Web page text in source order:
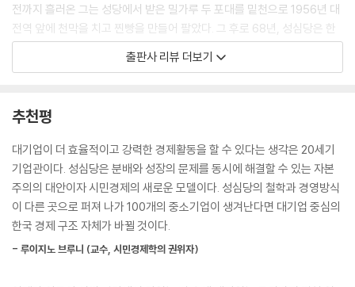
모두가 가장 힘든 고비를 넘어가고 있던 중에 2005년 1월 22일 토요일 저
녁, 설날을 며칠 앞두고 성심당에 큰불이 났다. 옆 건물을 태운 불이 성심당
으로 건너와 3층 공장이 완전히 전소됐다. 성심당의 모든 기능은 일시에
정지됐다. 결정적인 한 방이었다. 마치 무적의 세계 챔피언을 상대로 근근
--- p.142, 「잿더미 앞에 선 부부」 중에서
모든 이는 말 그대로 모든 사람을 의미하지만 그렇다고 해서 경계가 뒤섞
인 한 덩어리는 아니었다. 잘 들여다보면 각자 뚜렷한 색깔을 갖고 있는 한
명 한 명의 모습이 비로소 보이기 시작했다. ‘모든 이’에는 성심당을 찾는
손님도 있고, 성심당을 찾지 않는 사람도 있다. 여자도 있고 남자도 있다.
어르신도 있고 어린이도 있다. 내부 직원도 있고 거래처 직원도 있다. 가난
한 사람도 있고 부유한 사람도 있다. 모든 이는 서로 다른 자기 정체성을 가
전까지 흘러온 그는 성당에서 받은 밀가루 두 포대를 밑천으로 1956년 대
전역 앞에 천막을 치고 찐빵을 만들어 팔았다. 그 후로 68년, 성심당은 한
결 같이 창업주의 유지를 이어받아 나눔과 상생의 경영을 이어가고 있다.
에서 기적적으로 회생하는 이야기까지 성심당의 역사를 소개하는 것은 물
론, 지역과 상생하고 이웃과 나누며 모두가 행복한 경제를 이뤄 나가고자
하는 경영 철학까지 그야말로 성심당의 모든 것을 한 권에 담았다.
대한민국에 정말 이런 회사가 존재할까?
대전 No1. 브랜드, 청년들이 가장 일하고 싶은 회사
경쟁이 아닌 상생을, 독점이 아닌 나눔의 경영. 대학생이 뽑은 대전의 넘버
출판사 리뷰 더보기
추천평
대기업이 더 효율적이고 강력한 경제활동을 할 수 있다는 생각은 20세기
기업관이다. 성심당은 분배와 성장의 문제를 동시에 해결할 수 있는 자본
주의의 대안이자 시민경제의 새로운 모델이다. 성심당의 철학과 경영방식
이 다른 곳으로 퍼져 나가 100개의 중소기업이 생겨난다면 대기업 중심의
한국 경제 구조 자체가 바뀔 것이다.
- 루이지노 브루니 (교수, 시민경제학의 권위자)